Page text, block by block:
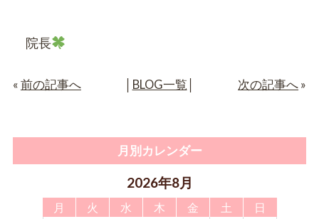
院長
« 前の記事へ BLOG一覧 次の記事へ »
月別カレンダー
2026年8月
月 火 水 木 金 土
日